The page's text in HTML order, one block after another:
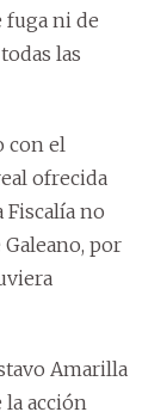
fuga ni de
las
con el
ofrecida
no
por
Amarilla
la acción